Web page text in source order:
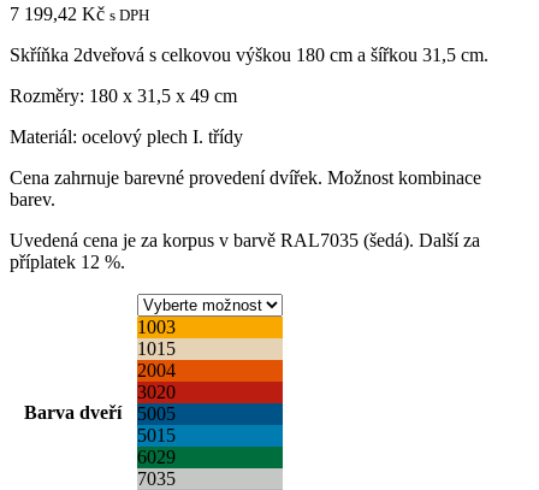
7 199,42 Kč s DPH
Skříňka 2dveřová s celkovou výškou 180 cm a šířkou 31,5 cm.
Rozměry: 180 x 31,5 x 49 cm
Materiál: ocelový plech I. třídy
Cena zahrnuje barevné provedení dvířek. Možnost kombinace
barev.
Uvedená cena je za korpus v barvě RAL7035 (šedá). Další za
příplatek 12 %.
Barva dveří
1003
1015
2004
3020
5005
5015
6029
7035